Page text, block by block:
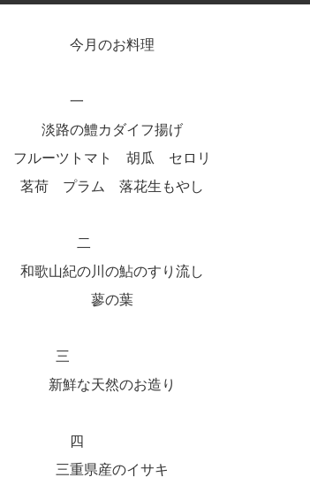
今月のお料理
一
淡路の鱧カダイフ揚げ
フルーツトマト 胡瓜 セロリ
茗荷 プラム 落花生もやし
二
和歌山紀の川の鮎のすり流し
蓼の葉
三
新鮮な天然のお造り
四
三重県産のイサキ